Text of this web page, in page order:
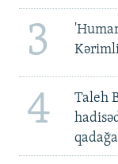
3
4
Taleh